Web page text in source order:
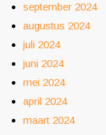
september 2024
augustus 2024
juli 2024
juni 2024
mei 2024
april 2024
maart 2024